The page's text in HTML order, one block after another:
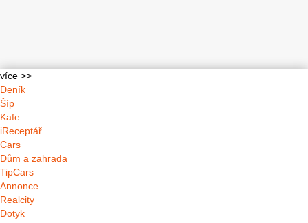
více >>
Deník
Šíp
Kafe
iReceptář
Cars
Dům a zahrada
TipCars
Annonce
Realcity
Dotyk